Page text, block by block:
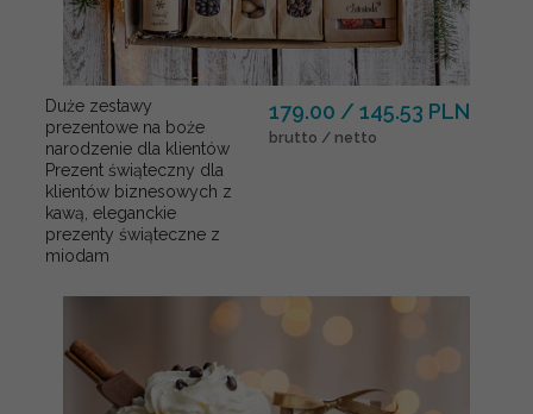
Duże zestawy
prezentowe na boże
narodzenie dla klientów
Prezent świąteczny dla
klientów biznesowych z
kawą, eleganckie
prezenty świąteczne z
miodam
179.00 / 145.53 PLN
brutto / netto